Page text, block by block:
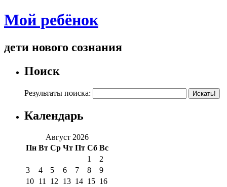
Мой ребёнок
дети нового сознания
Поиск
Результаты поиска:
Календарь
Август 2026
Пн Вт Ср Чт Пт Сб Вс
1
2
3
4 5 6 7 8
9
10 11 12 13 14 15 16